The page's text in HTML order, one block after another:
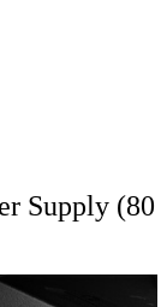
Supply (80